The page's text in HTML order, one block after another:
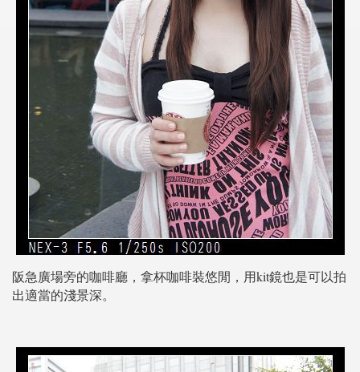
阪急廣場旁的咖啡廳，拿杯咖啡裝悠閒，用kit鏡也是可以拍
出適當的淺景深。